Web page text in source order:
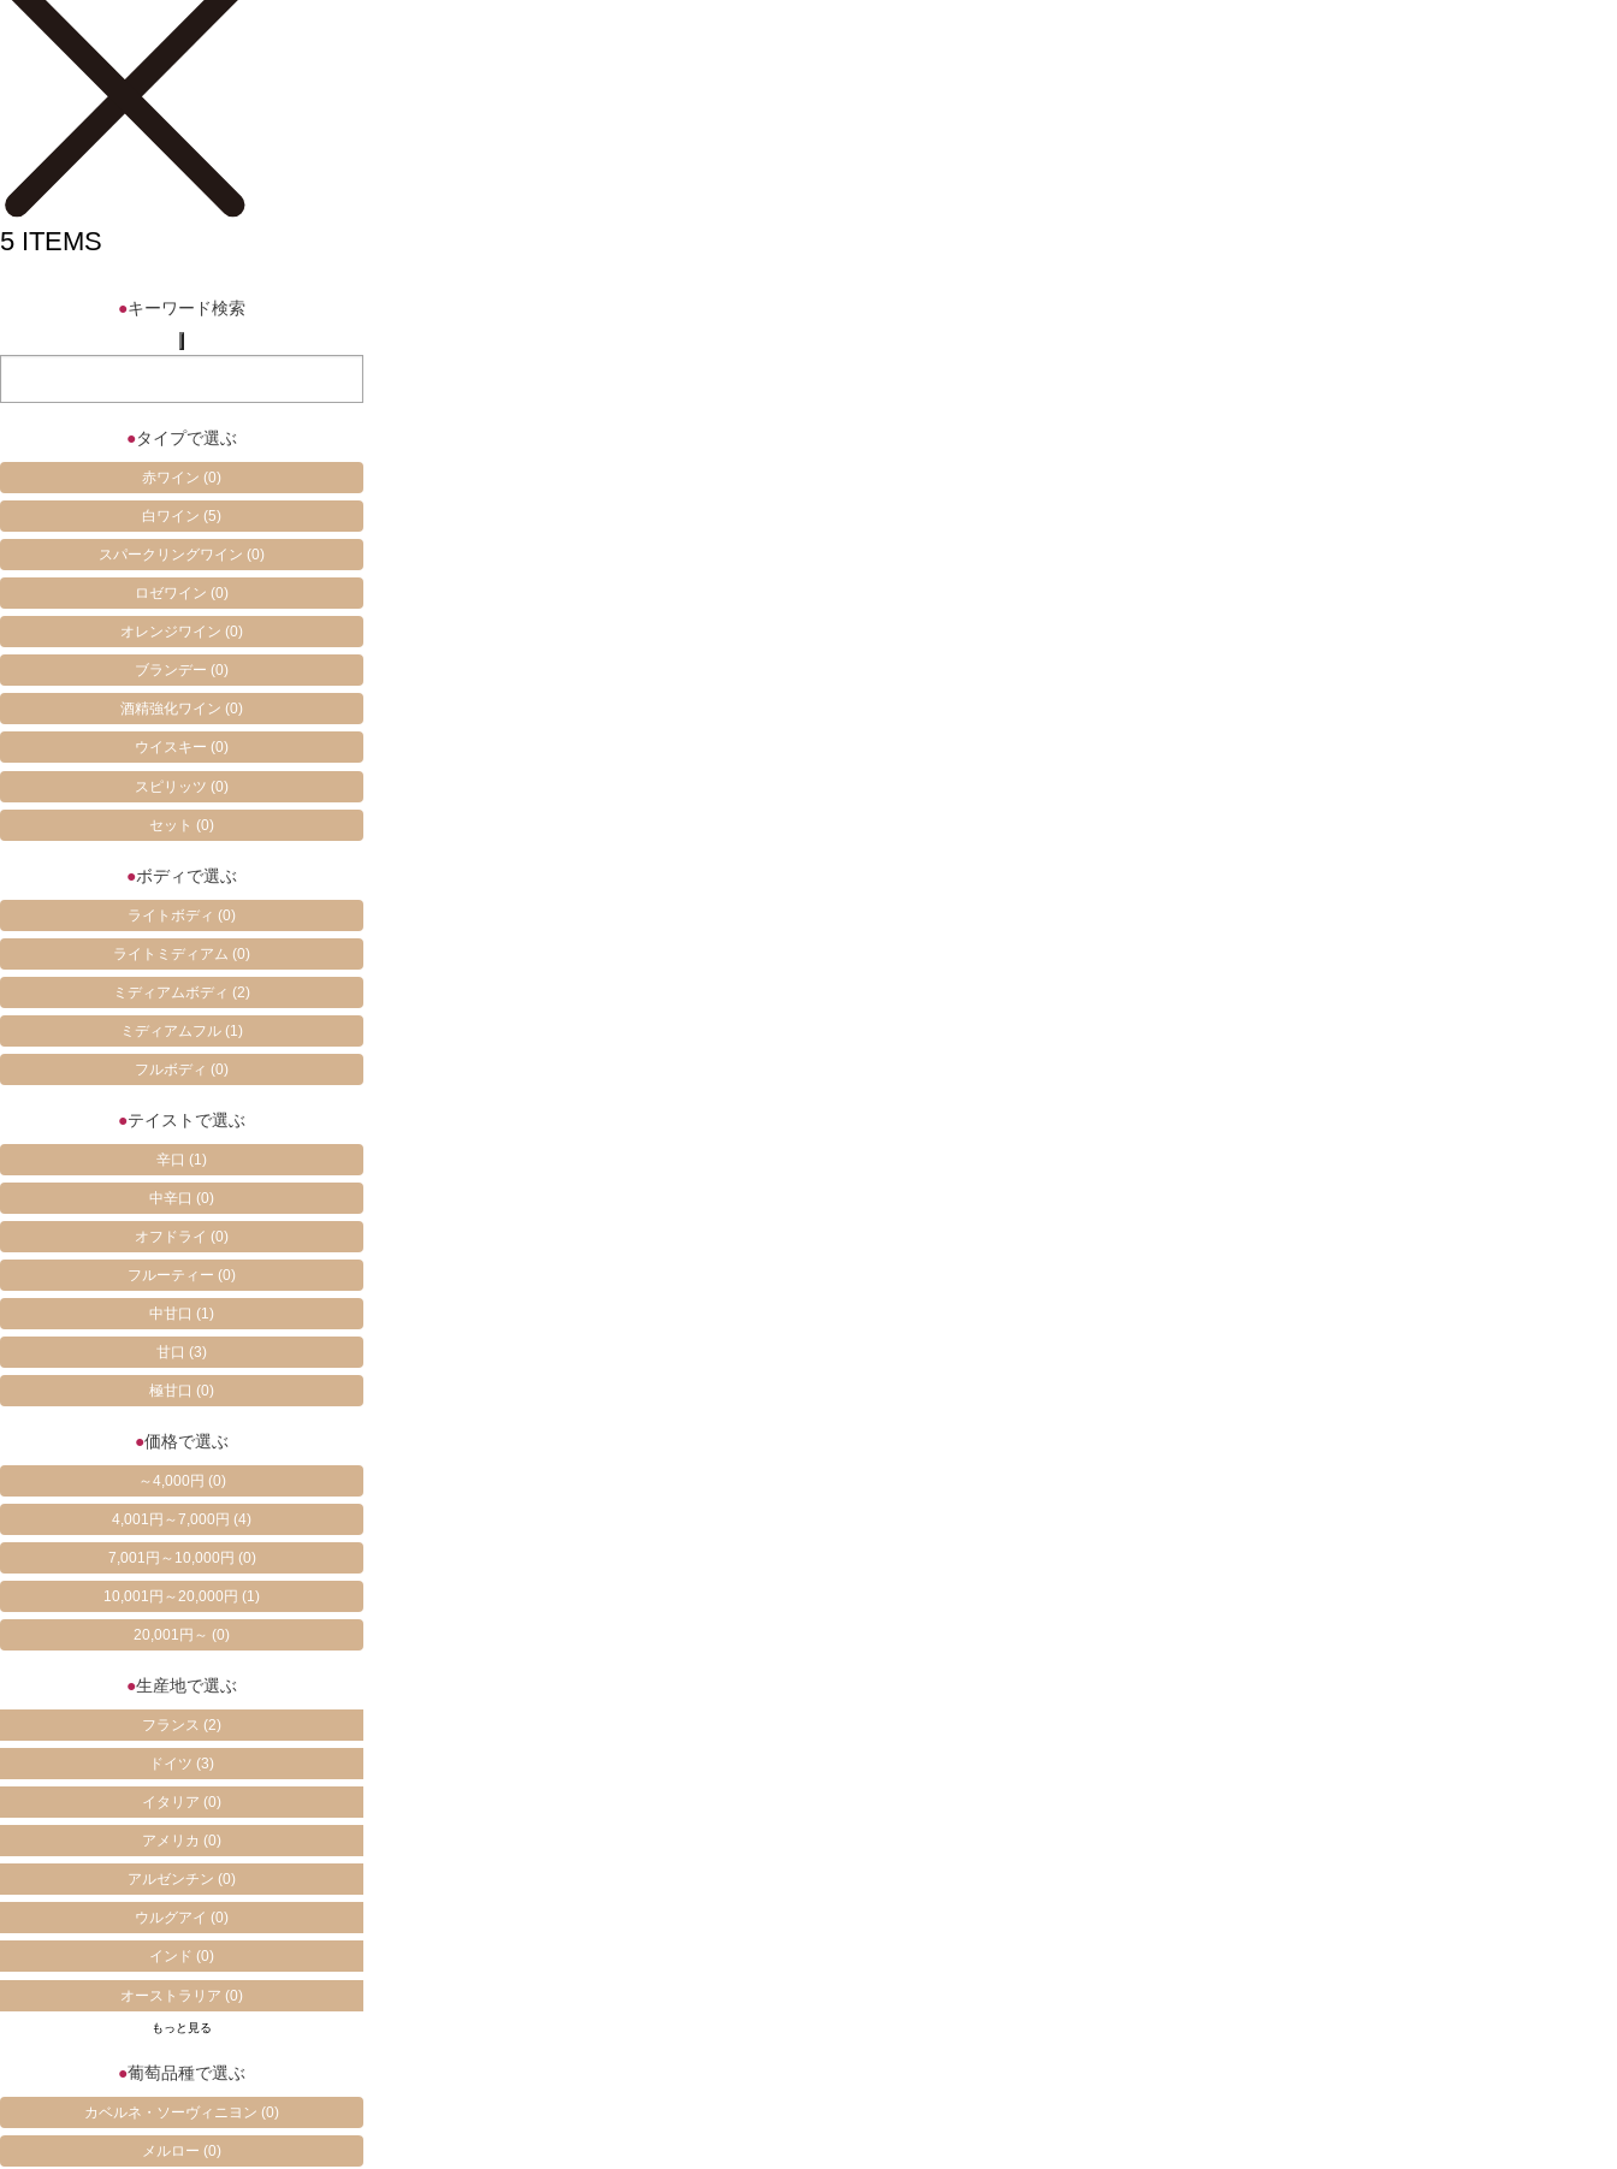
5 ITEMS
●キーワード検索
●タイプで選ぶ
赤ワイン(0)
白ワイン(5)
スパークリングワイン(0)
ロゼワイン(0)
オレンジワイン(0)
ブランデー(0)
酒精強化ワイン(0)
ウイスキー(0)
スピリッツ(0)
セット(0)
●ボディで選ぶ
ライトボディ(0)
ライトミディアム(0)
ミディアムボディ(2)
ミディアムフル(1)
フルボディ(0)
●テイストで選ぶ
辛口(1)
中辛口(0)
オフドライ(0)
フルーティー(0)
中甘口(1)
甘口(3)
極甘口(0)
●価格で選ぶ
～4,000円 (0)
4,001円～7,000円(4)
7,001円～10,000円 (0)
10,001円～20,000円(1)
20,001円～(0)
●生産地で選ぶ
フランス(2)
ドイツ(3)
イタリア(0)
アメリカ(0)
アルゼンチン(0)
ウルグアイ(0)
インド(0)
オーストラリア(0)
もっと見る
●葡萄品種で選ぶ
カベルネ・ソーヴィニヨン(0)
メルロー(0)